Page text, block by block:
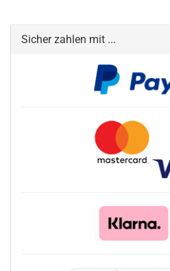
Sicher zahlen mit ...